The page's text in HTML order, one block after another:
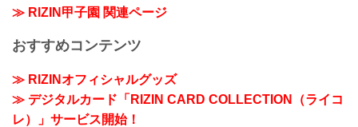
≫ RIZIN甲子園 関連ページ
おすすめコンテンツ
≫ RIZINオフィシャルグッズ
≫ デジタルカード「RIZIN CARD COLLECTION（ライコ
レ）」サービス開始！